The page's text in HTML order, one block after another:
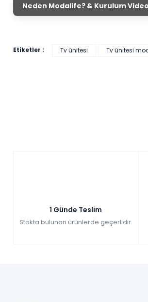
Neden Modalife? & Kurulum
Etiketler : Tv ünitesi Tv ünitesi
1 Günde Teslim
Stokta bulunan ürünlerde geçerlidir.